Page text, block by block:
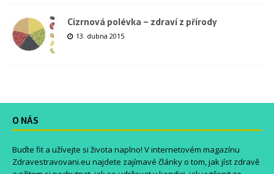
Cizrnová polévka – zdraví z přírody
13. dubna 2015
O NÁS
Buďte fit a užívejte si života naplno! V internetovém magazínu
Zdravestravovani.eu najdete zajímavé články o tom, jak jíst zdravě